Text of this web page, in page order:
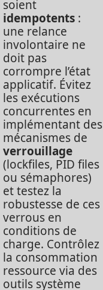
idempotents :
une relance
involontaire ne
doit pas
corrompre l’état
applicatif. Évitez
les exécutions
concurrentes en
implémentant des
verrouillage
(lockfiles, PID files
ou sémaphores)
et testez la
robustesse de ces
verrous en
conditions de
charge. Contrôlez
la consommation
ressource via des
outils système